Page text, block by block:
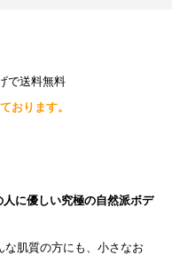
で送料無料
おります。
人に優しい究極の自然派ボデ
な肌質の方にも、小さなお